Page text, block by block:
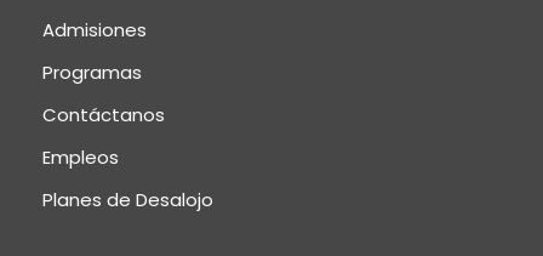
Admisiones
Programas
Contáctanos
Empleos
Planes de Desalojo